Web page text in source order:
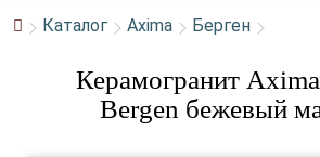
Каталог Axima Берген
Керамогранит
Bergen бежевый